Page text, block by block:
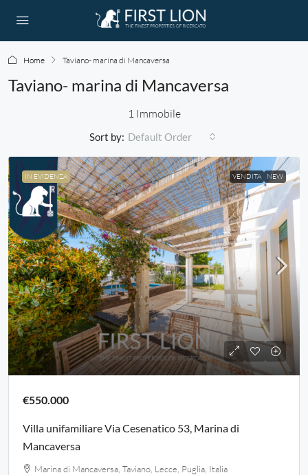
Home Taviano- marina di Mancaversa
Taviano- marina di Mancaversa
1 Immobile
Sort by: Default Order
IN EVIDENZA VENDITA NEW
€550.000
Villa unifamiliare Via Cesenatico 53, Marina di
Mancaversa
Marina di Mancaversa, Taviano, Lecce, Puglia, Italia